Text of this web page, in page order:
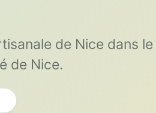
de Nice dans le
de Nice.